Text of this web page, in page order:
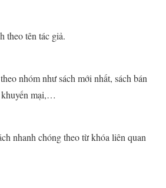
theo tên tác giả.
nhóm như sách mới nhất, sách bán
khuyến mại,…
nhanh chóng theo từ khóa liên quan